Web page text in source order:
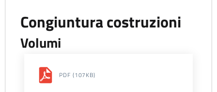
Congiuntura costruzioni
Volumi
PDF (107KB)